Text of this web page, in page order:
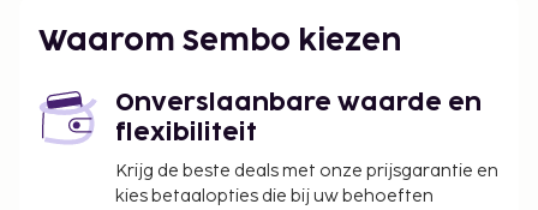
waterkoeler. Geniet van recreatieve voorzieningen
fitnesscentrum.
De volgende kosten dienen bij de accommodatie te
worden betaald. De kosten kunnen inclusief
toepasselijke belastingen zijn:
Waarom Sembo kiezen
Onverslaanbare waarde en
flexibiliteit
Krijg de beste deals met onze prijsgarantie en
kies betaalopties die bij uw behoeften